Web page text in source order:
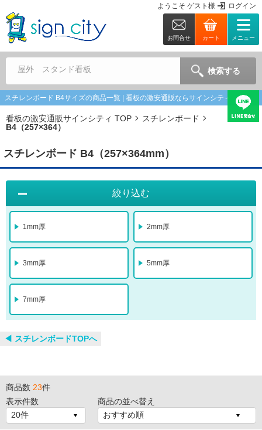
ようこそ ゲスト 様 ログイン
お問合せ カート メニュー
屋外 スタンド看板 検索する
スチレンボード B4サイズの商品一覧 | 看板の激安通販ならサインシティ
看板の激安通販サインシティ TOP
スチレンボード
B4（257×364）
スチレンボード B4（257×364mm）
絞り込む
1mm厚 2mm厚
3mm厚 5mm厚
7mm厚
◀︎ スチレンボードTOPへ
商品数 23件
表示件数
商品の並べ替え